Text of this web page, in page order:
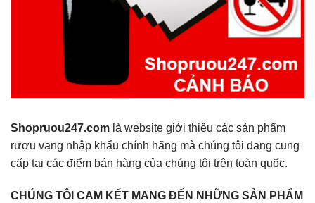
Shopruou247.com là website giới thiệu các sản phẩm
rượu vang nhập khẩu chính hãng mà chúng tôi đang cung
cấp tại các điểm bán hàng của chúng tôi trên toàn quốc.
CHÚNG TÔI CAM KẾT MANG ĐẾN NHỮNG SẢN PHẨM